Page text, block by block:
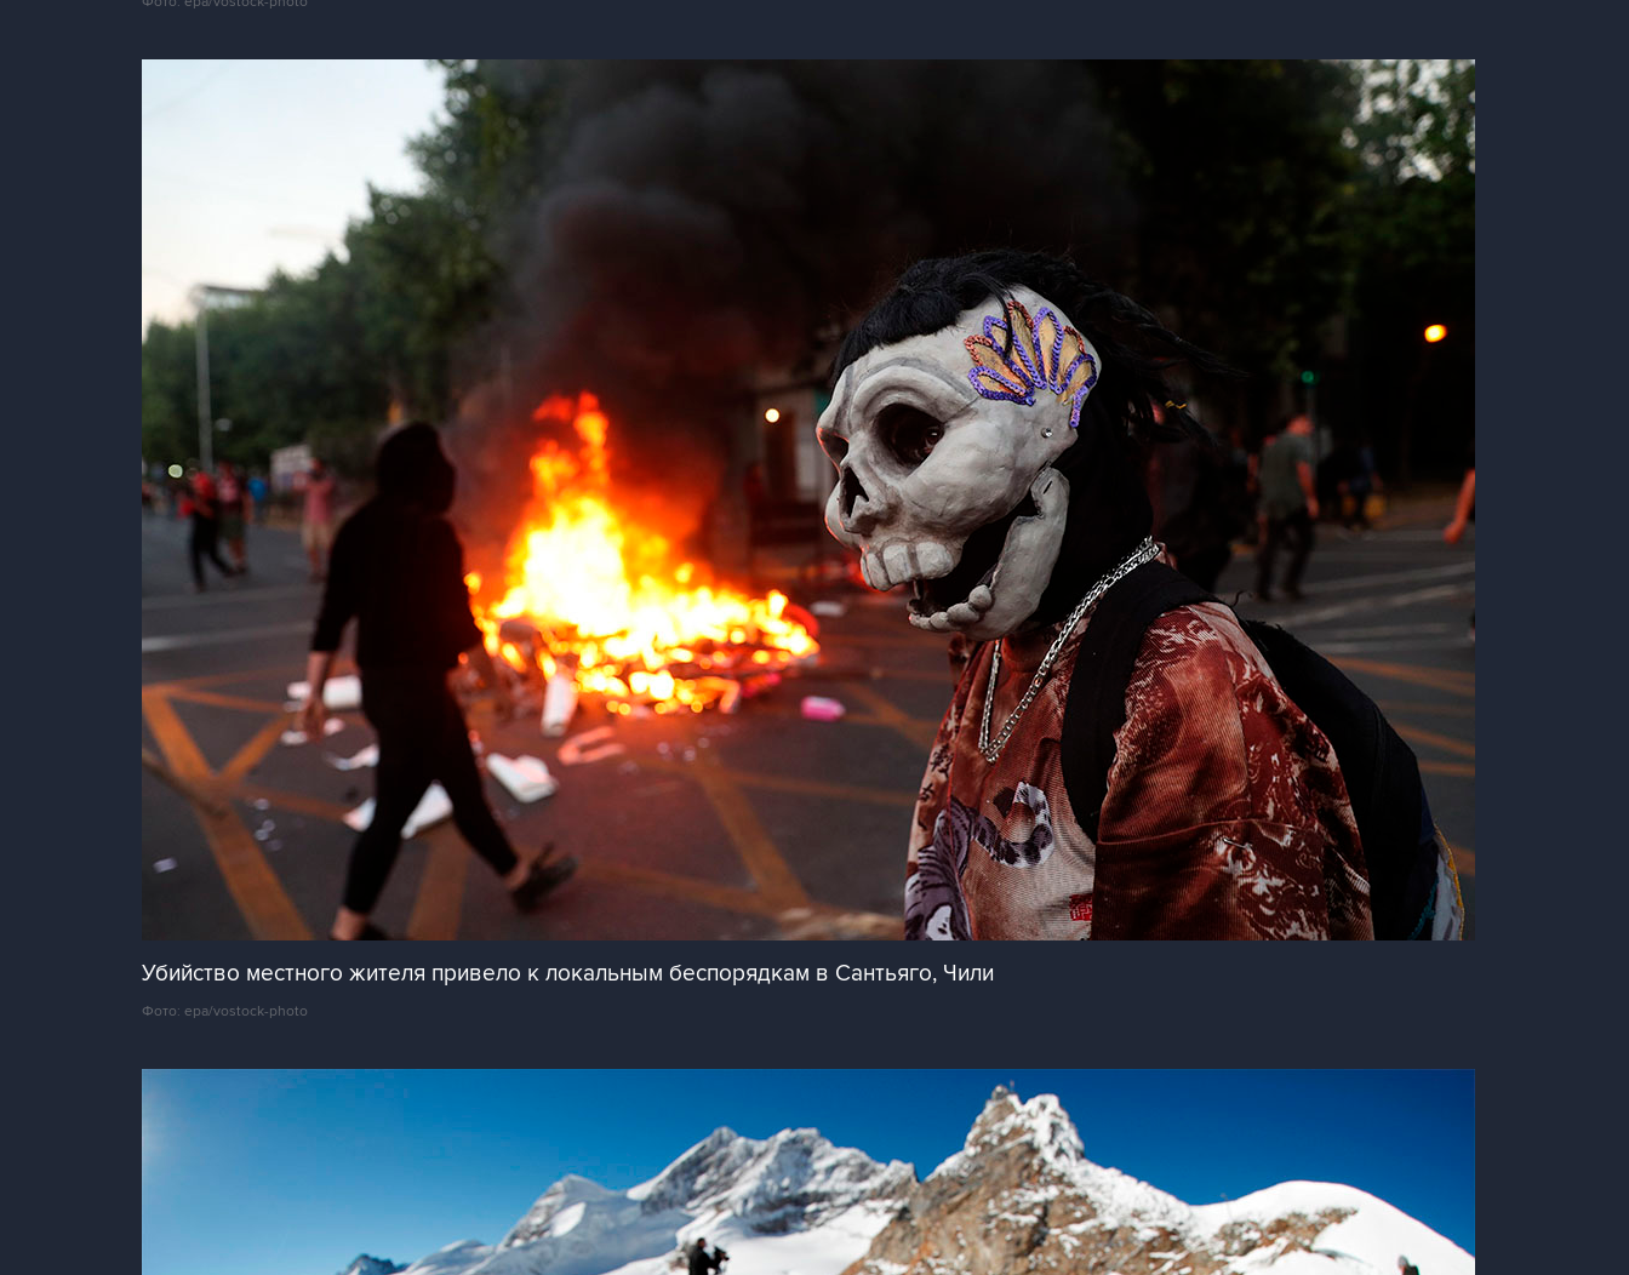
Убийство местного жителя привело к локальным беспорядкам в Сантьяго, Чили
Фото: epa/vostock-photo